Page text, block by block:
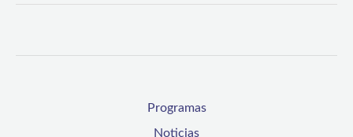
Programas
Noticias